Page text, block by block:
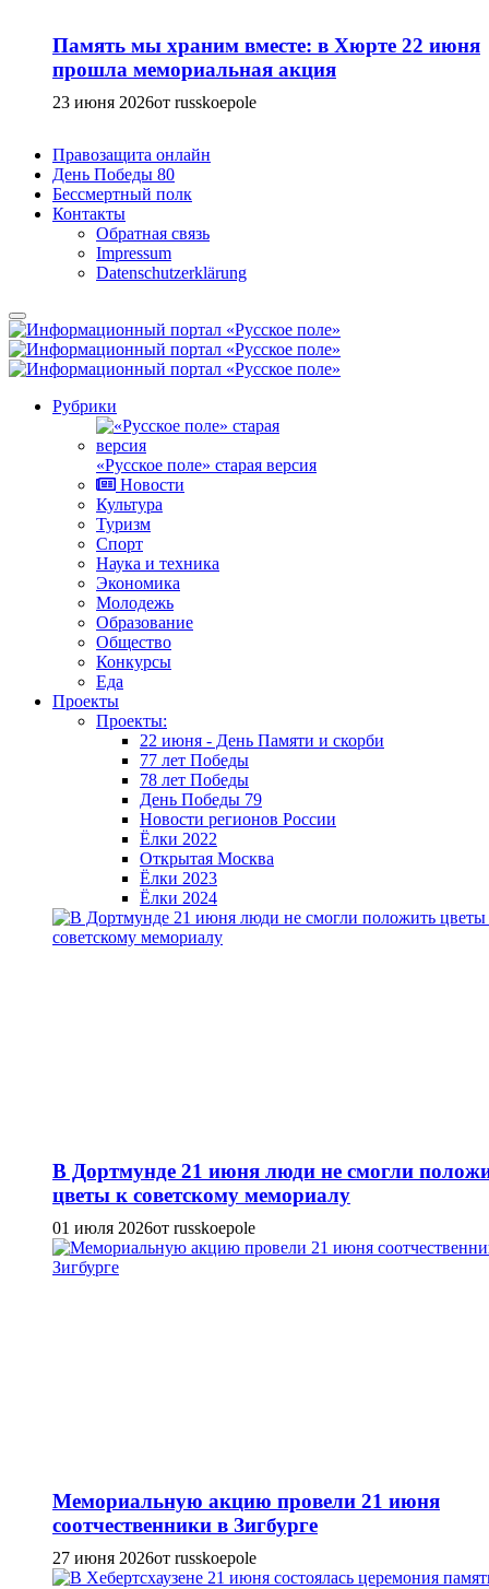
Память мы храним вместе: в Хюрте 22 июня
прошла мемориальная акция
23 июня 2026от russkoepole
Правозащита онлайн
День Победы 80
Бессмертный полк
Контакты
Обратная связь
Impressum
Datenschutzerklärung
Рубрики
«Русское поле» старая версия
Новости
Культура
Туризм
Спорт
Наука и техника
Экономика
Молодежь
Образование
Общество
Конкурсы
Еда
Проекты
Проекты:
22 июня - День Памяти и скорби
77 лет Победы
78 лет Победы
День Победы 79
Новости регионов России
Ёлки 2022
Открытая Москва
Ёлки 2023
Ёлки 2024
В Дортмунде 21 июня люди не смогли
цветы к советскому мемориалу
01 июля 2026от russkoepole
Мемориальную акцию провели 21 июня
соотчественники в Зигбурге
27 июня 2026от russkoepole